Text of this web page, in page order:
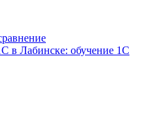
в Лабинске: обучение 1С